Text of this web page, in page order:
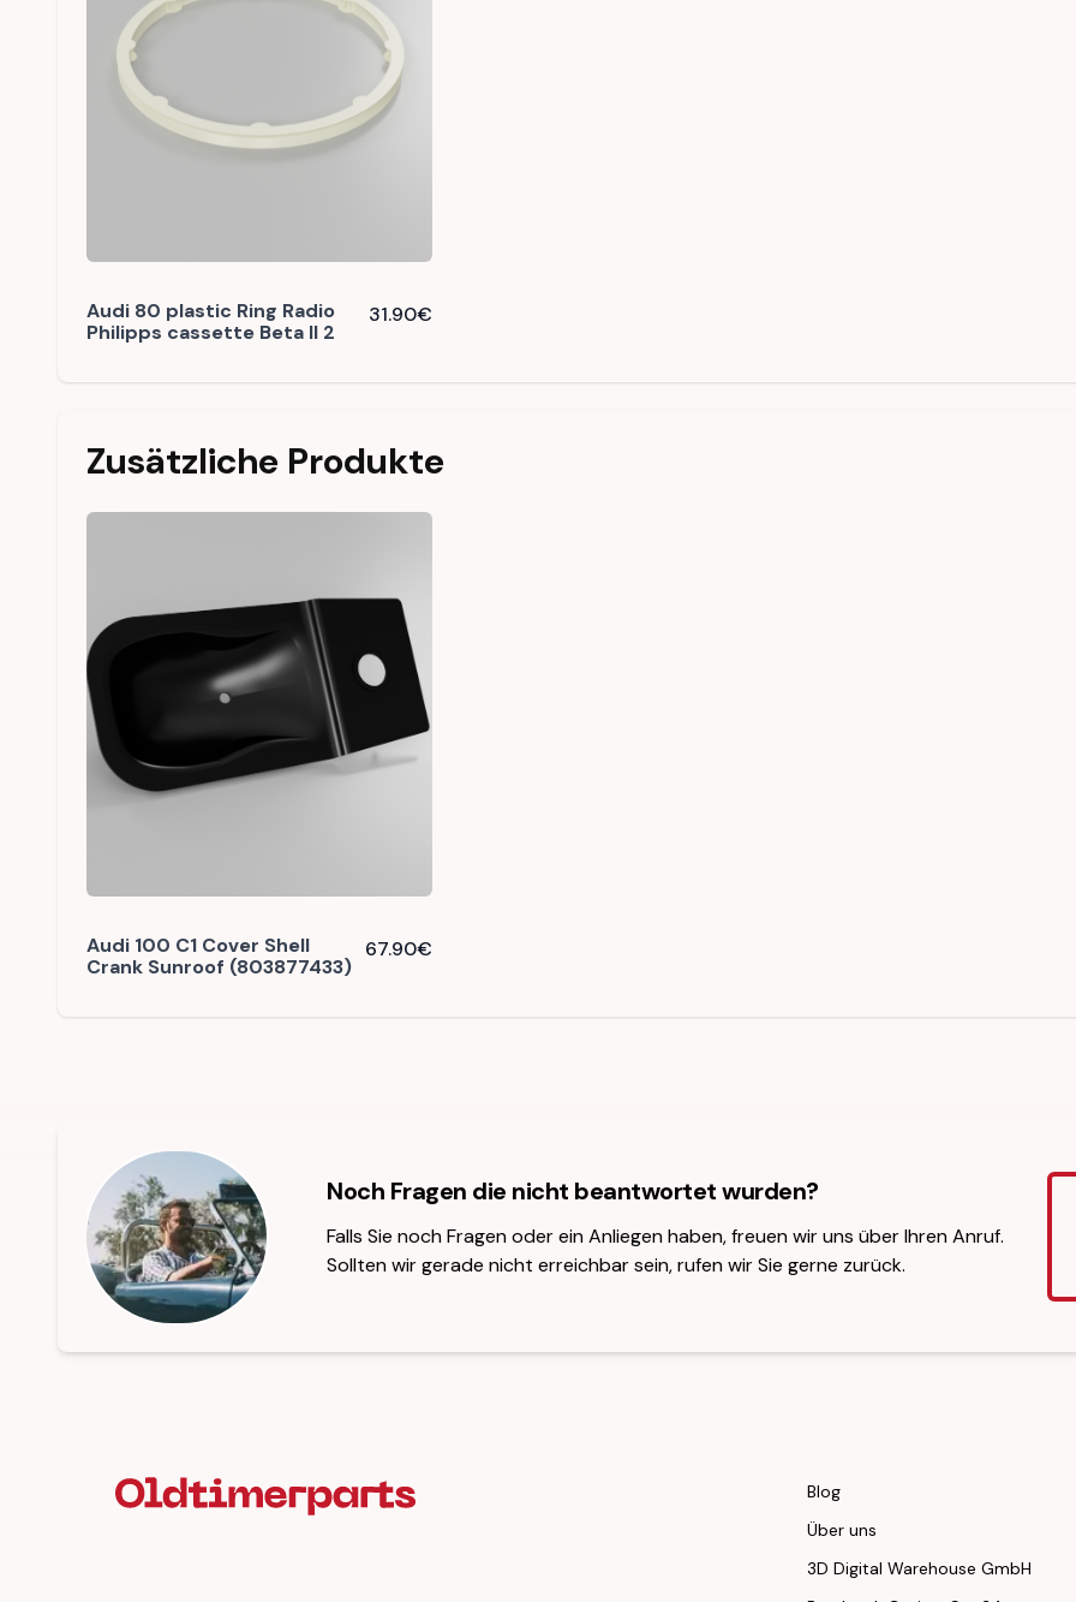
Audi 80 plastic Ring Radio
Philipps cassette Beta II 2
31.90€
Zusätzliche Produkte
Audi 100 C1 Cover Shell
Crank Sunroof (803877433)
67.90€
Noch Fragen die nicht beantwortet wurden?
Falls Sie noch Fragen oder ein Anliegen haben, freuen wir uns über Ihren Anruf.
Sollten wir gerade nicht erreichbar sein, rufen wir Sie gerne zurück.
Blog
Über uns
3D Digital Warehouse GmbH